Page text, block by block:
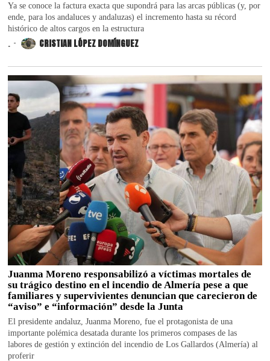
Ya se conoce la factura exacta que supondrá para las arcas públicas (y, por
ende, para los andaluces y andaluzas) el incremento hasta su récord
histórico de altos cargos en la estructura
. CRISTIAN LÓPEZ DOMÍNGUEZ
Juanma Moreno responsabilizó a víctimas mortales de
su trágico destino en el incendio de Almería pese a que
familiares y supervivientes denuncian que carecieron de
“aviso” e “información” desde la Junta
El presidente andaluz, Juanma Moreno, fue el protagonista de una
importante polémica desatada durante los primeros compases de las
labores de gestión y extinción del incendio de Los Gallardos (Almería) al
proferir